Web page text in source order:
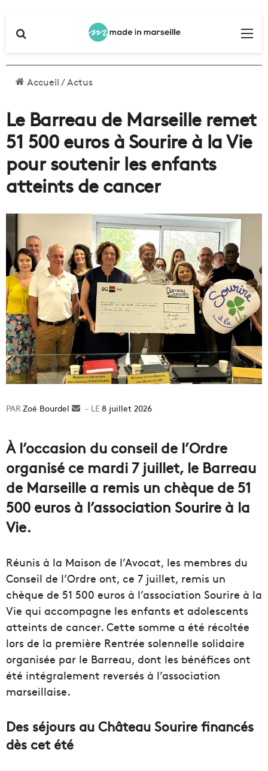
Accueil/Actus
Le Barreau de Marseille remet
51 500 euros à Sourire à la Vie
pour soutenir les enfants
atteints de cancer
Zoé Bourdel
Envoyer8 juillet 2026
À l’occasion du conseil de l’Ordre
organisé ce mardi 7 juillet, le Barreau
de Marseille a remis un chèque de 51
500 euros à l’association Sourire à la
Vie.
Réunis à la Maison de l’Avocat, les membres du
Conseil de l’Ordre ont, ce 7 juillet, remis un
chèque de 51 500 euros à l’association Sourire à la
Vie qui accompagne les enfants et adolescents
atteints de cancer. Cette somme a été récoltée
lors de la première Rentrée solennelle solidaire
organisée par le Barreau, dont les bénéfices ont
été intégralement reversés à l’association
marseillaise.
Des séjours au Château Sourire financés
dès cet été